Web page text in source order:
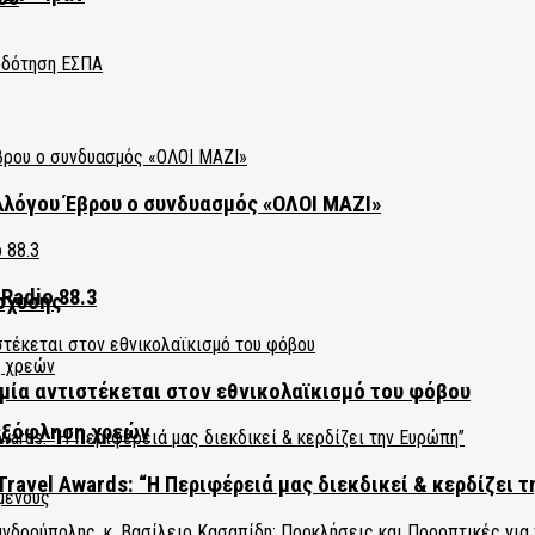
χρεών
Έβρου ο συνδυασμός «ΟΛΟΙ ΜΑΖΙ»
88.3
αντιστέκεται στον εθνικολαϊκισμό του φόβου
Awards: “Η Περιφέρειά μας διεκδικεί & κερδίζει